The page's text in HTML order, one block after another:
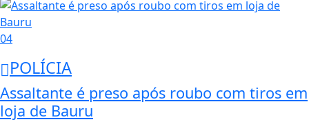
04
POLÍCIA
Assaltante é preso após roubo com tiros em
loja de Bauru